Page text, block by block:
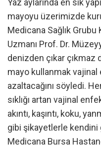
Yaz aylarında en sık
mayoyu üzerimizde
Medicana Sağlık Grubu
Uzmanı Prof. Dr.
denizden çıkar çıkmaz
mayo kullanmak vajinal
azaltacağını söyledi.
sıklığı artan vajinal
akıntı, kaşıntı, koku,
gibi şikayetlerle
Medicana Bursa